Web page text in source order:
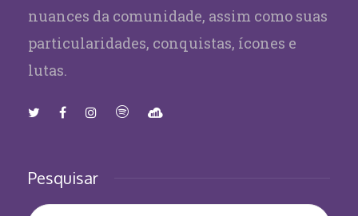
nuances da comunidade, assim como suas
particularidades, conquistas, ícones e
lutas.
Pesquisar